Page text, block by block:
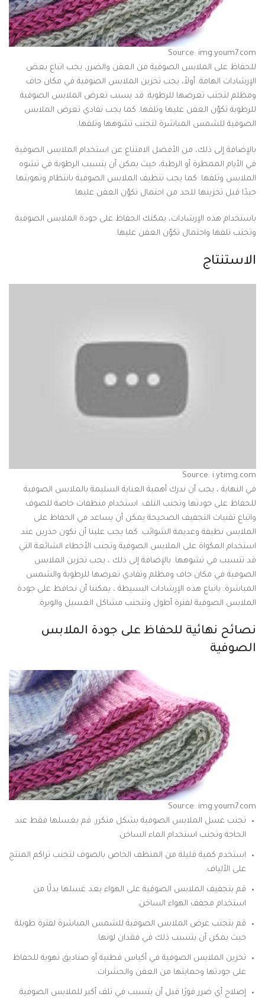
Source: img.youm7.com
للحفاظ على الملابس الصوفية من العفن والضرر، يجب اتباع بعض
الإرشادات الهامة. أولاً، يجب تخزين الملابس الصوفية في مكان جاف
ومظلم لتجنب تعرضها للرطوبة. قد يسبب تعرض الملابس الصوفية
للرطوبة تكوّن العفن عليها وتلفها. كما يجب تفادي تعرض الملابس
الصوفية للشمس المباشرة لتجنب تشوهها وتلفها.
بالإضافة إلى ذلك، من الأفضل الامتناع عن استخدام الملابس الصوفية
في الأيام الممطرة أو الرطبة، حيث يمكن أن يتسبب الرطوبة في تشوه
الملابس وتلفها. كما يجب تنظيف الملابس الصوفية بانتظام وتهويتها
جيدًا قبل تخزينها للحد من احتمال تكوّن العفن عليها.
باستخدام هذه الإرشادات، يمكنك الحفاظ على جودة الملابس الصوفية
وتجنب تلفها واحتمال تكوّن العفن عليها.
الاستنتاج
Source: i.ytimg.com
في النهاية ، يجب أن ندرك أهمية العناية السليمة بالملابس الصوفية
للحفاظ على جودتها وتجنب التلف. استخدام منظفات خاصة للصوف
واتباع تقنيات التجفيف الصحيحة يمكن أن يساعد في الحفاظ على
الملابس نظيفة وعديمة الشوائب. كما يجب علينا أن نكون حذرين عند
استخدام المكواة على الملابس الصوفية وتجنب الأخطاء الشائعة التي
قد تتسبب في تشوهها. بالإضافة إلى ذلك ، يجب تخزين الملابس
الصوفية في مكان جاف ومظلم وتفادي تعرضها للرطوبة والشمس
المباشرة. باتباع هذه الإرشادات البسيطة ، يمكننا أن نحافظ على جودة
الملابس الصوفية لفترة أطول ونتجنب مشاكل الغسيل والوبرة.
نصائح نهائية للحفاظ على جودة الملابس
الصوفية
Source: img.youm7.com
تجنب غسل الملابس الصوفية بشكل متكرر. قم بغسلها فقط عند
الحاجة وتجنب استخدام الماء الساخن.
استخدم كمية قليلة من المنظف الخاص بالصوف لتجنب تراكم المنتج
على الألياف.
قم بتجفيف الملابس الصوفية على الهواء بعد غسلها بدلًا من
استخدام مجفف الهواء الساخن.
قم بتجنب عرض الملابس الصوفية للشمس المباشرة لفترة طويلة
حيث يمكن أن يتسبب ذلك في فقدان لونها.
تخزين الملابس الصوفية في أكياس قطنية أو صناديق تهوية للحفاظ
على جودتها وحمايتها من العفن والحشرات.
إصلاح أي ضرر فورًا قبل أن يتسبب في تلف أكبر للملابس الصوفية.